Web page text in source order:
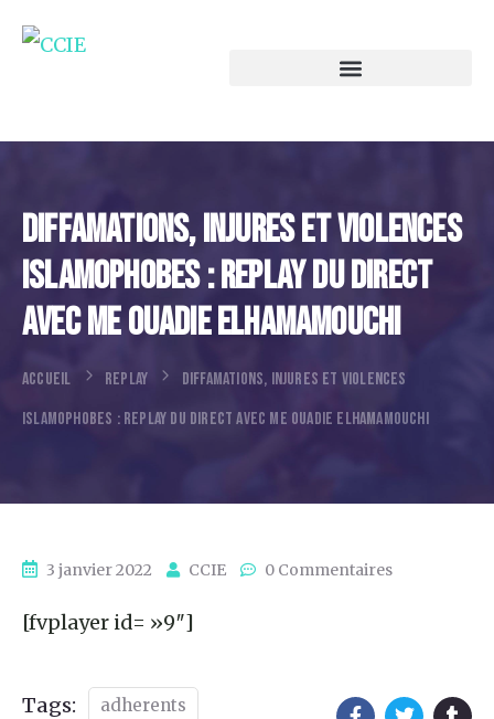
Diffamations, Injures Et Violences
Islamophobes : Replay Du Direct
Avec Me Ouadie Elhamamouchi
ACCUEIL REPLAY
DIFFAMATIONS, INJURES ET VIOLENCES
ISLAMOPHOBES : REPLAY DU DIRECT AVEC ME OUADIE ELHAMAMOUCHI
3 janvier 2022 CCIE 0 Commentaires
[fvplayer id= »9″]
Tags: adherents